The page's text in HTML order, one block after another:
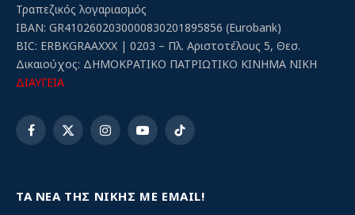
Τραπεζικός λογαριασμός
IBAN: GR4102602030000830201895856 (Eurobank)
BIC: ERBKGRAAXXX | 0203 – Πλ. Αριστοτέλους 5, Θεσ.
Δικαιούχος: ΔΗΜΟΚΡΑΤΙΚΟ ΠΑΤΡΙΩΤΙΚΟ ΚΙΝΗΜΑ ΝΙΚΗ
ΔΙΑΥΓΕΙΑ
Facebook
X
InstagramYouTubeTikTok
ΤΑ ΝΕΑ ΤΗΣ ΝΙΚΗΣ ΜΕ EMAIL!